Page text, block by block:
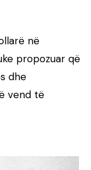
në
propozuar që
dhe
vend të